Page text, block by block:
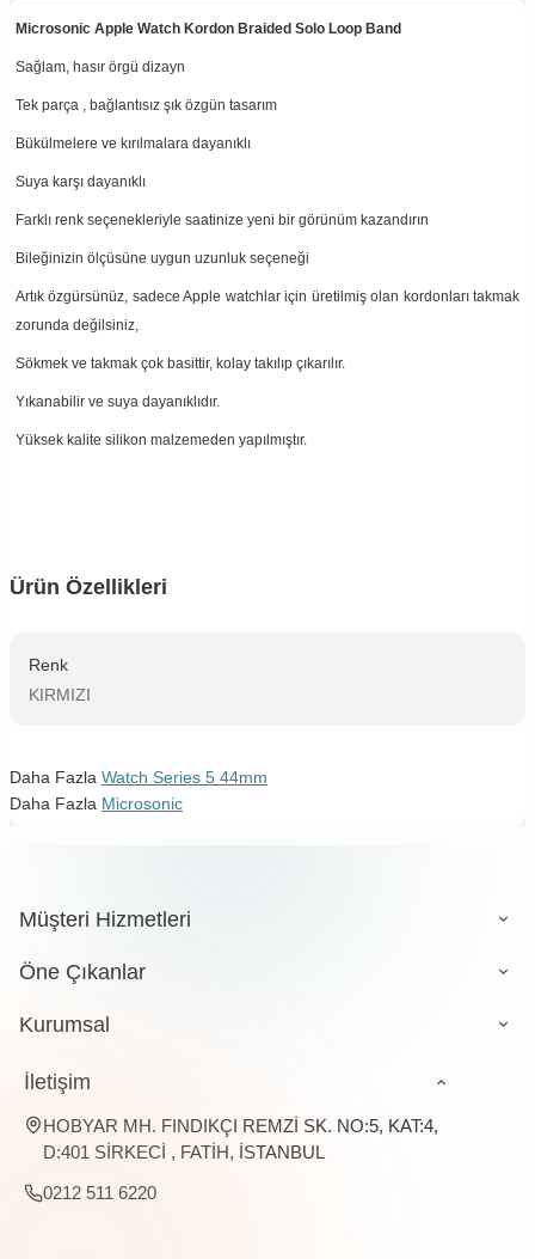
Microsonic Apple Watch Kordon Braided Solo Loop Band
Sağlam, hasır örgü dizayn
Tek parça , bağlantısız şık özgün tasarım
Bükülmelere ve kırılmalara dayanıklı
Suya karşı dayanıklı
Farklı renk seçenekleriyle saatinize yeni bir görünüm kazandırın
Bileğinizin ölçüsüne uygun uzunluk seçeneği
Artık özgürsünüz, sadece Apple watchlar için üretilmiş olan kordonları takmak
zorunda değilsiniz,
Sökmek ve takmak çok basittir, kolay takılıp çıkarılır.
Yıkanabilir ve suya dayanıklıdır.
Yüksek kalite silikon malzemeden yapılmıştır.
Ürün Özellikleri
Renk
KIRMIZI
Daha Fazla Watch Series 5 44mm
Daha Fazla Microsonic
Müşteri Hizmetleri
Öne Çıkanlar
Kurumsal
İletişim
HOBYAR MH. FINDIKÇI REMZİ SK. NO:5, KAT:4,
D:401 SİRKECİ , FATİH, İSTANBUL
0212 511 6220